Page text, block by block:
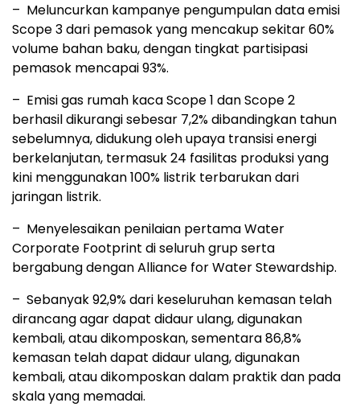
– Meluncurkan kampanye pengumpulan data emisi
Scope 3 dari pemasok yang mencakup sekitar 60%
volume bahan baku, dengan tingkat partisipasi
pemasok mencapai 93%.
– Emisi gas rumah kaca Scope 1 dan Scope 2
berhasil dikurangi sebesar 7,2% dibandingkan tahun
sebelumnya, didukung oleh upaya transisi energi
berkelanjutan, termasuk 24 fasilitas produksi yang
kini menggunakan 100% listrik terbarukan dari
jaringan listrik.
– Menyelesaikan penilaian pertama Water
Corporate Footprint di seluruh grup serta
bergabung dengan Alliance for Water Stewardship.
– Sebanyak 92,9% dari keseluruhan kemasan telah
dirancang agar dapat didaur ulang, digunakan
kembali, atau dikomposkan, sementara 86,8%
kemasan telah dapat didaur ulang, digunakan
kembali, atau dikomposkan dalam praktik dan pada
skala yang memadai.